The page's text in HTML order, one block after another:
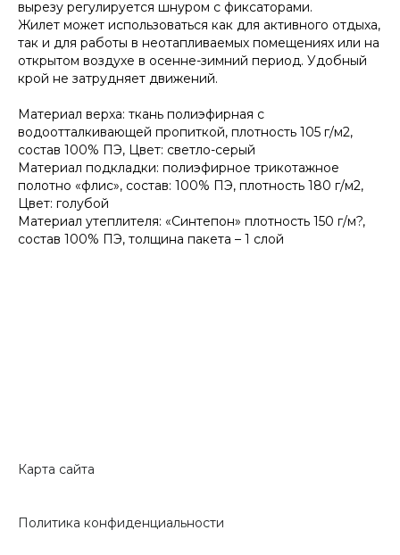
вырезу регулируется шнуром с фиксаторами.
Жилет может использоваться как для активного отдыха,
так и для работы в неотапливаемых помещениях или на
открытом воздухе в осенне-зимний период. Удобный
крой не затрудняет движений.
Материал верха: ткань полиэфирная с
водоотталкивающей пропиткой, плотность 105 г/м2,
состав 100% ПЭ, Цвет: светло-серый
Материал подкладки: полиэфирное трикотажное
полотно «флис», состав: 100% ПЭ, плотность 180 г/м2,
Цвет: голубой
Материал утеплителя: «Синтепон» плотность 150 г/м?,
состав 100% ПЭ, толщина пакета – 1 слой
Карта сайта
Политика конфиденциальности